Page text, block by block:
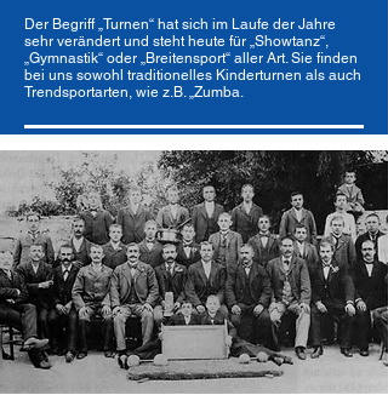
Der Begriff „Turnen“ hat sich im Laufe der Jahre
sehr verändert und steht heute für „Showtanz“,
„Gymnastik“ oder „Breitensport“ aller Art. Sie finden
bei uns sowohl traditionelles Kinderturnen als auch
Trendsportarten, wie z.B. „Zumba.